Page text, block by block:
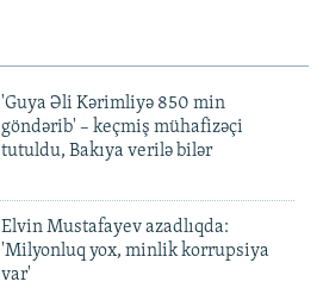
'Guya Əli Kərimliyə 850 min
göndərib' – keçmiş mühafizəçi
tutuldu, Bakıya verilə bilər
Elvin Mustafayev azadlıqda:
'Milyonluq yox, minlik korrupsiya
var'